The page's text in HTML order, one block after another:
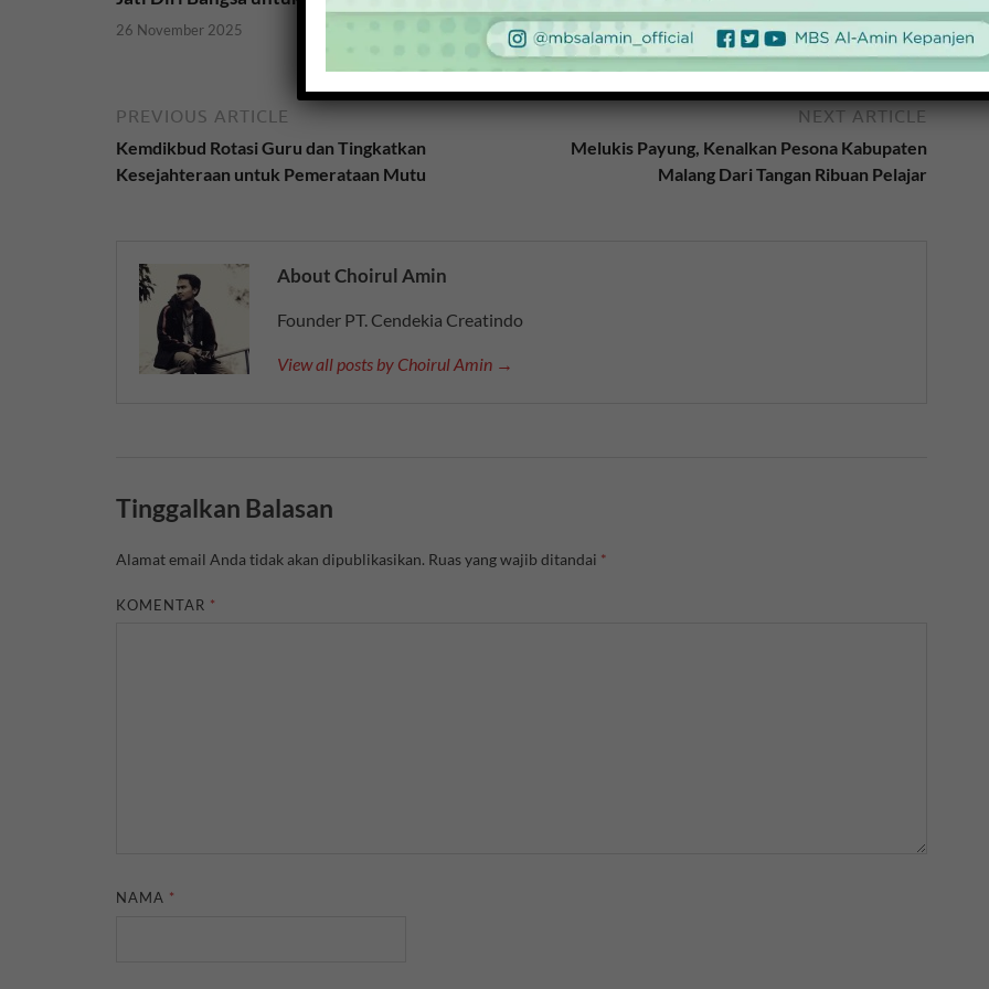
26 November 2025 17 Maret 2024
PREVIOUS ARTICLE
Kemdikbud Rotasi Guru dan Tingkatkan
Kesejahteraan untuk Pemerataan Mutu
NEXT ARTICLE
Melukis Payung, Kenalkan Pesona Kabupaten
Malang Dari Tangan Ribuan Pelajar
About Choirul Amin
Founder PT. Cendekia Creatindo
View all posts by Choirul Amin →
Tinggalkan Balasan
Alamat email Anda tidak akan dipublikasikan. Ruas yang wajib ditandai *
KOMENTAR *
NAMA *